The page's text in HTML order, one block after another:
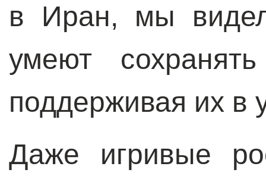
в Иран, мы
умеют
поддерживая их в
Даже игривые